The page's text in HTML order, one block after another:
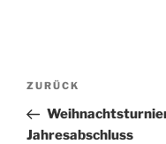
Vorheriger
Beitrag
ZURÜCK
Jahresabschluss